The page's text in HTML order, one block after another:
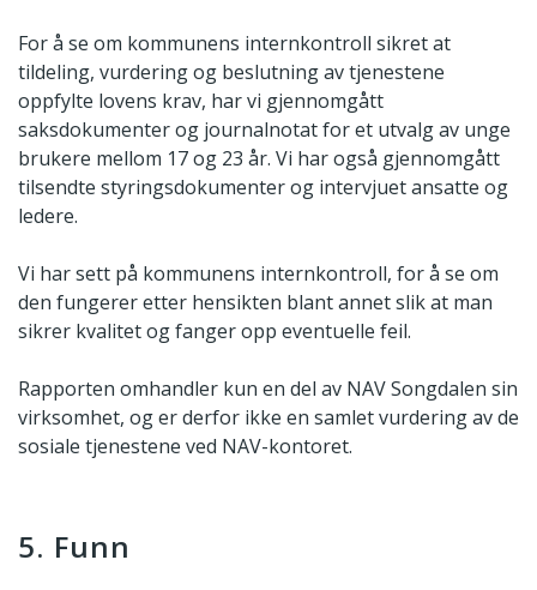
For å se om kommunens internkontroll sikret at
tildeling, vurdering og beslutning av tjenestene
oppfylte lovens krav, har vi gjennomgått
saksdokumenter og journalnotat for et utvalg av unge
brukere mellom 17 og 23 år. Vi har også gjennomgått
tilsendte styringsdokumenter og intervjuet ansatte og
ledere.
Vi har sett på kommunens internkontroll, for å se om
den fungerer etter hensikten blant annet slik at man
sikrer kvalitet og fanger opp eventuelle feil.
Rapporten omhandler kun en del av NAV Songdalen sin
virksomhet, og er derfor ikke en samlet vurdering av de
sosiale tjenestene ved NAV-kontoret.
5. Funn